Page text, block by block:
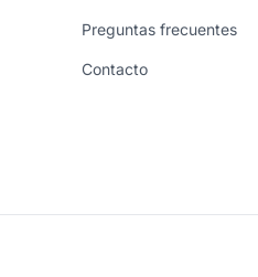
Preguntas frecuentes
Contacto